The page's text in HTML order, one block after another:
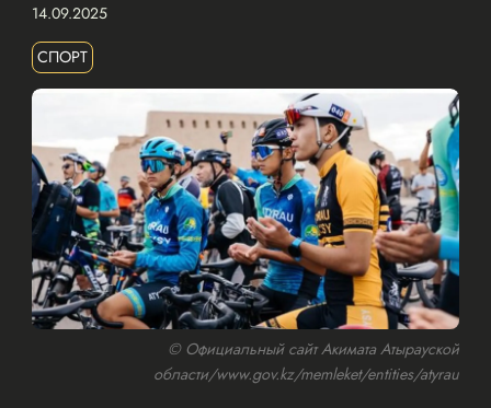
14.09.2025
СПОРТ
© Официальный сайт Акимата Атырауской
области/www.gov.kz/memleket/entities/atyrau